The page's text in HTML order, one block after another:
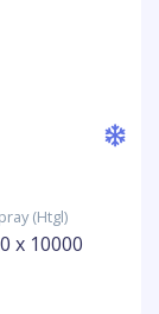
(Htgl)
x 10000